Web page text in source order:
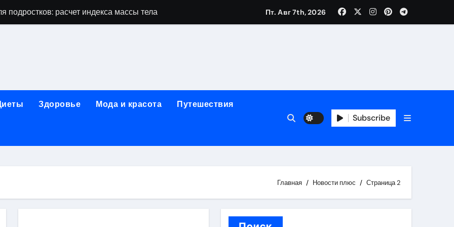
подростков: расчет индекса массы тела и ориентиры по возрасту, росту и полу
процедур и показания к лечению
неопределённость устойчивости в условиях неопределённости
региона: современные подходы, показания и риски
Пт. Авг 7th, 2026
Здоровье Мода и красота Путешествия
Subscribe
Главная Новости плюс Страница 2